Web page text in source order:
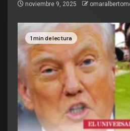
noviembre 9, 2025
1 min de lectura